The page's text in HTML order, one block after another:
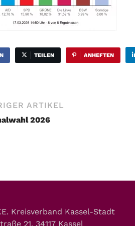
TEILEN ANHEFTEN
ARTIKEL
2026
Kreisverband Kassel-Stadt
21, 34117 Kassel